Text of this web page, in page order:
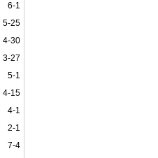
6-1
5-25
4-30
3-27
5-1
4-15
4-1
2-1
7-4